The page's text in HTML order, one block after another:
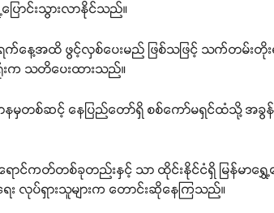
ောင်းသွားလာနိုင်သည်။
နေ့အထိ ဖွင့်လှစ်ပေးမည် ဖြစ်သဖြင့် သက်တမ်းတိုးရ
းက သတိပေးထားသည်။
မှတစ်ဆင့် နေပြည်တော်ရှိ စစ်ကော်မရှင်ထံသို့ အခွန်ငွ
င်ကတ်တစ်ခုတည်းနှင့် သာ ထိုင်းနိုင်ငံရှိ မြန်မာရွှေ့ပ
လုပ်ရှားသူများက တောင်းဆိုနေကြသည်။